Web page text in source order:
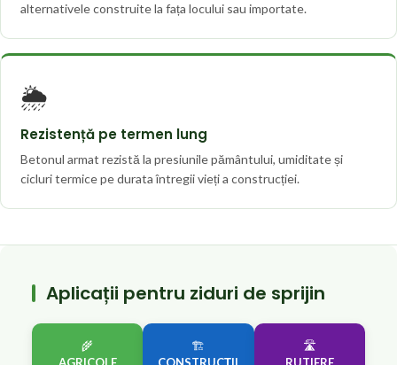
alternativele construite la fața locului sau importate.
🌦️
Rezistență pe termen lung
Betonul armat rezistă la presiunile pământului, umiditate și
cicluri termice pe durata întregii vieți a construcției.
Aplicații pentru ziduri de sprijin
🌾
🏗️
🛣️